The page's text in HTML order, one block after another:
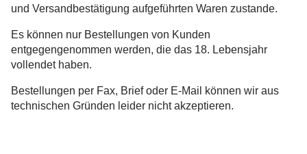
und Versandbestätigung aufgeführten Waren zustande.
Es können nur Bestellungen von Kunden
entgegengenommen werden, die das 18. Lebensjahr
vollendet haben.
Bestellungen per Fax, Brief oder E-Mail können wir aus
technischen Gründen leider nicht akzeptieren.